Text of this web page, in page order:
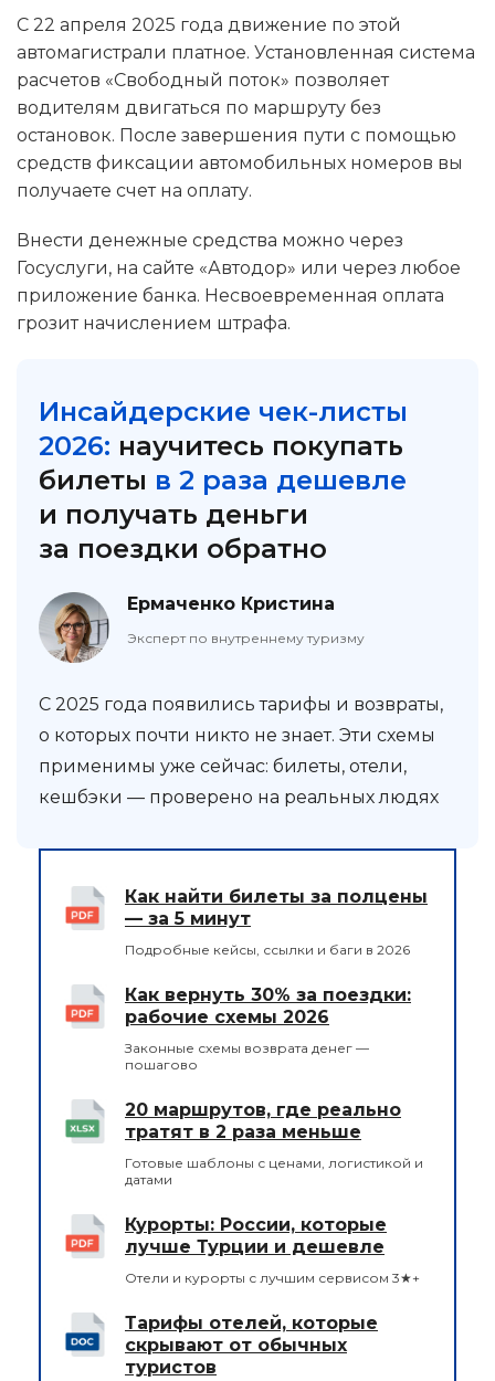
С 22 апреля 2025 года движение по этой
автомагистрали платное. Установленная система
расчетов «Свободный поток» позволяет
водителям двигаться по маршруту без
остановок. После завершения пути с помощью
средств фиксации автомобильных номеров вы
получаете счет на оплату.
Внести денежные средства можно через
Госуслуги, на сайте «Автодор» или через любое
приложение банка. Несвоевременная оплата
грозит начислением штрафа.
Инсайдерские чек-листы
2026: научитесь покупать
билеты в 2 раза дешевле
и получать деньги
за поездки обратно
Ермаченко Кристина
Эксперт по внутреннему туризму
С 2025 года появились тарифы и возвраты,
о которых почти никто не знает. Эти схемы
применимы уже сейчас: билеты, отели,
кешбэки — проверено на реальных людях
Как найти билеты за полцены
— за 5 минут
Подробные кейсы, ссылки и баги в 2026
Как вернуть 30% за поездки:
рабочие схемы 2026
Законные схемы возврата денег —
пошагово
20 маршрутов, где реально
тратят в 2 раза меньше
Готовые шаблоны с ценами, логистикой и
датами
Курорты: России, которые
лучше Турции и дешевле
Отели и курорты с лучшим сервисом 3★+
Тарифы отелей, которые
скрывают от обычных
туристов